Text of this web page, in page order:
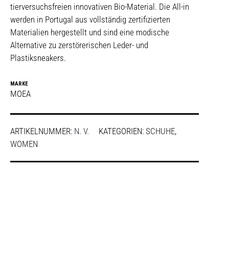
tierversuchsfreien innovativen Bio-Material. Die All-in
werden in Portugal aus vollständig zertifizierten
Materialien hergestellt und sind eine modische
Alternative zu zerstörerischen Leder- und
Plastiksneakers.
MARKE
MOEA
ARTIKELNUMMER: N. V. KATEGORIEN: SCHUHE,
WOMEN